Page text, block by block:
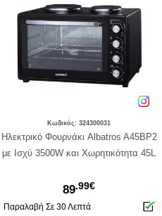
Κωδικός: 324300031
Ηλεκτρικό Φουρνάκι Albatros A45BP2
με Ισχύ 3500W και Χωρητικότητα 45L
89.99€
Παραλαβή Σε 30 Λεπτά